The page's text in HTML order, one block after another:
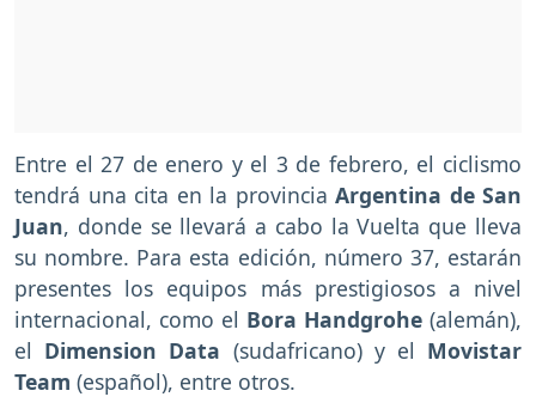
Entre el 27 de enero y el 3 de febrero, el ciclismo
tendrá una cita en la provincia Argentina de San
Juan, donde se llevará a cabo la Vuelta que lleva
su nombre. Para esta edición, número 37, estarán
presentes los equipos más prestigiosos a nivel
internacional, como el Bora Handgrohe (alemán),
el Dimension Data (sudafricano) y el Movistar
Team (español), entre otros.